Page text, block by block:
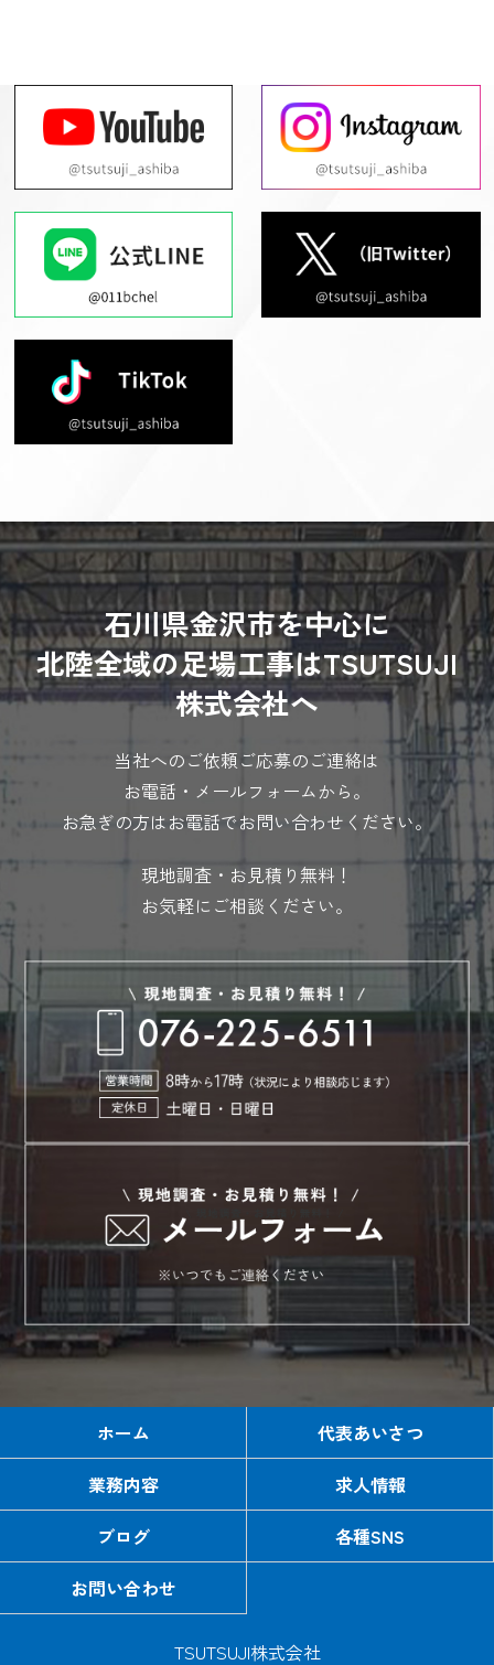
石川県金沢市を中心に
北陸全域の足場工事はTSUTSUJI
株式会社へ
当社へのご依頼ご応募のご連絡は
お電話・メールフォームから。
お急ぎの方はお電話でお問い合わせください。
現地調査・お見積り無料！
お気軽にご相談ください。
ホーム
代表あいさつ
業務内容
求人情報
ブログ
各種SNS
お問い合わせ
TSUTSUJI株式会社